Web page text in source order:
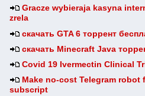
Gracze wybieraja kasyna
zrela
скачать GTA 6 торрент
скачать Minecraft Java
Covid 19 Ivermectin Clinical
Make no-cost Telegram
subscript